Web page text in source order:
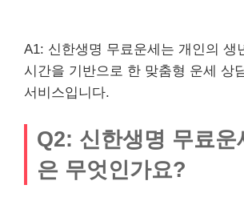
A1: 신한생명 무료운세는 개인의 생
시간을 기반으로 한 맞춤형 운세 상
서비스입니다.
Q2: 신한생명 무료운
은 무엇인가요?